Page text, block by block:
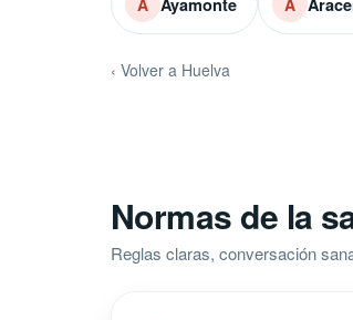
A A
‹ Volver a Huelva
Normas de la
Reglas claras, conversación